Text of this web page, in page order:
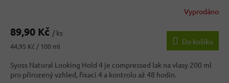
Vyprodáno
89,90 Kč / ks
Měrná
44,95 Kč / 100 ml
Do košíku
Syoss Natural Looking Hold 4 je compressed lak na vlasy 200 ml
pro přirozený vzhled, fixaci 4 a kontrolu až 48 hodin.